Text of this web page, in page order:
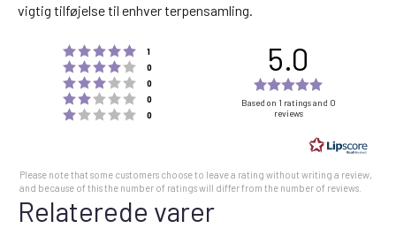
vigtig tilføjelse til enhver terpensamling.
Rating 5 out of 5 stars
1
Rating 4 out of 5 stars
0
Rating 3 out of 5 stars
0
Rating 2 out of 5 stars
0
Rating 1 out of 5 stars
0
5.0
5.0
of
stars
Based on 1 ratings and 0
reviews
Please note that some customers choose to leave a rating without writing a review,
and because of this the number of ratings will differ from the number of reviews.
Relaterede varer